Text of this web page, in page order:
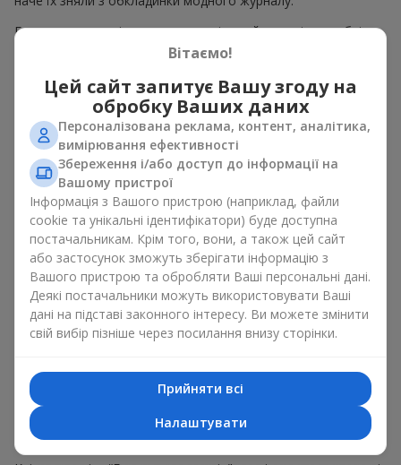
Гаряча пропозиція — це вишукані дизайнерські ансамблі та
елегантні композиції за гарячими цінами, що естетично
Тут часто з'являються творчі пропозиції зсезонних рослин
а також тематичні набори для свят і особливих подій
Чому ціни на композиції
можуть бути нижчими
Гаряча пропозиція — це не квіти які втратили свою свіжість.
Адже ми гарантуємо термін зберігання кожного букета в
ідеальному стані щонайменше протягом 5 днів. Ціни на
квіти гаряча пропозиція знижуються через:
сезонність квітів — у пік цвітіння троянд, півоній або
гортензій ціни нижчі.
планове оновлення асортименту — старі композиції
надходження великої партії квітів – коли ми
розуміємо, що квітів замовлено більше ніж потрібно,
робимо привабливі варіанти дешевшими, зберігши
якість
Вітаємо!
Цей сайт запитує Вашу згоду на
обробку Ваших даних
Персоналізована реклама, контент, аналітика,
вимірювання ефективності
Збереження і/або доступ до інформації на
Вашому пристрої
Інформація з Вашого пристрою (наприклад, файли
cookie та унікальні ідентифікатори) буде доступна
постачальникам. Крім того, вони, а також цей сайт
або застосунок зможуть зберігати інформацію з
Вашого пристрою та обробляти Ваші персональні дані.
Деякі постачальники можуть використовувати Ваші
дані на підставі законного інтересу. Ви можете змінити
свій вибір пізніше через посилання внизу сторінки.
Прийняти всі
Налаштувати